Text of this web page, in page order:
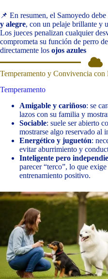
📌 En resumen, el Samoyedo debe
y alegre, con un pelaje brillante y
Los jueces penalizan cualquier
comprometa su función de perro
directamente los ojos azules
Temperamento y Convivencia con
Temperamento
Amigable y cariñoso: se
lazos con su familia y
Sociable: suele ser abierto
mostrarse algo reservado al
Energético y juguetón:
evitar aburrimiento y
Inteligente pero
parecer “terco”, lo que
entrenamiento positivo.